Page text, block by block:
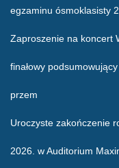
egzaminu ósmoklasisty
Zaproszenie na koncert
finałowy
przem
Uroczyste zakończenie
2026. w Auditorium